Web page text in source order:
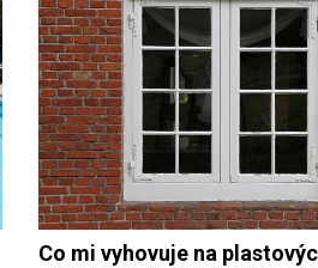
Co mi vyhovuje na